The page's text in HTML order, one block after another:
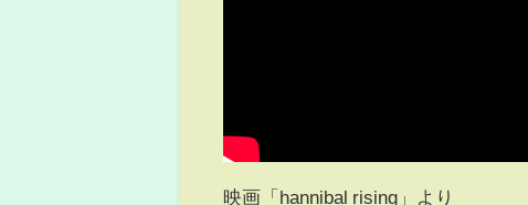
映画「hannibal rising」より